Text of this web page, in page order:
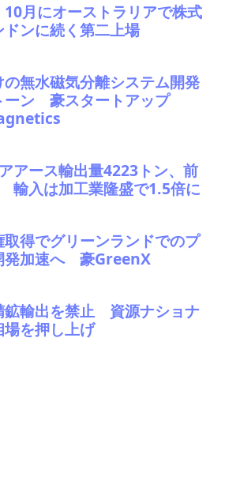
10月にオーストラリアで株式
ンに続く第二上場
無水磁気分離システム開発
ーン 豪スタートアップ
アース輸出量4223トン、前
輸入は加工業隆盛で1.5倍に
得でグリーンランドでのプ
発加速へ 豪GreenX
鉱輸出を禁止 資源ナショナ
場を押し上げ